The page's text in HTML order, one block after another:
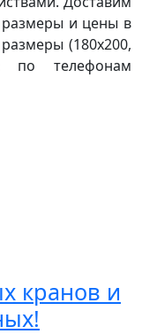
и цены в
(180х200,
по телефонам
кранов и